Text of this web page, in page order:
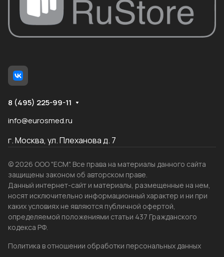
8 (495) 225-99-11
info@eurosmed.ru
г. Москва, ул. Плеханова д. 7
© 2026 ООО "ЕСМ". Все права на материалы данного сайта
защищены законом об авторском праве.
Данный интернет-сайт и материалы, размещенные на нем,
носят исключительно информационный характер и ни при
каких условиях не являются публичной офертой,
определяемой положениями статьи 437 Гражданского
кодекса РФ.
Политика в отношении обработки персональных данных